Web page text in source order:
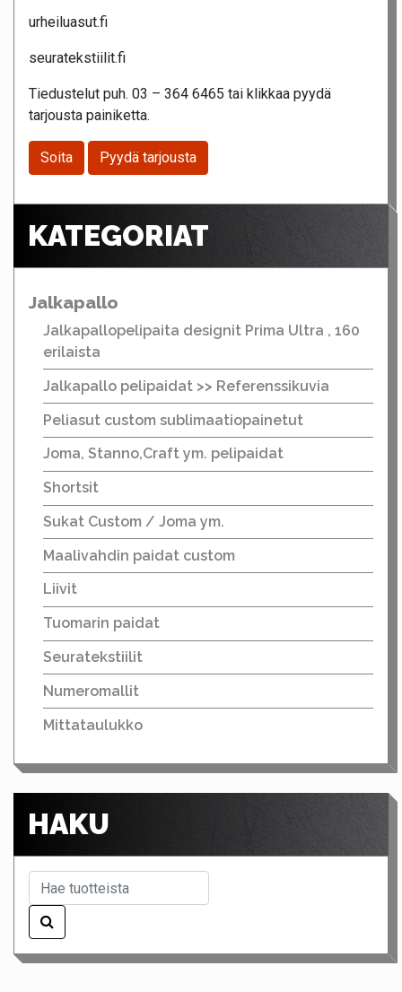
urheiluasut.fi
seuratekstiilit.fi
Tiedustelut puh. 03 – 364 6465 tai klikkaa pyydä
tarjousta painiketta.
Soita Pyydä tarjousta
KATEGORIAT
Jalkapallo
Jalkapallopelipaita designit Prima Ultra , 160
erilaista
Jalkapallo pelipaidat >> Referenssikuvia
Peliasut custom sublimaatiopainetut
Joma, Stanno,Craft ym. pelipaidat
Shortsit
Sukat Custom / Joma ym.
Maalivahdin paidat custom
Liivit
Tuomarin paidat
Seuratekstiilit
Numeromallit
Mittataulukko
HAKU